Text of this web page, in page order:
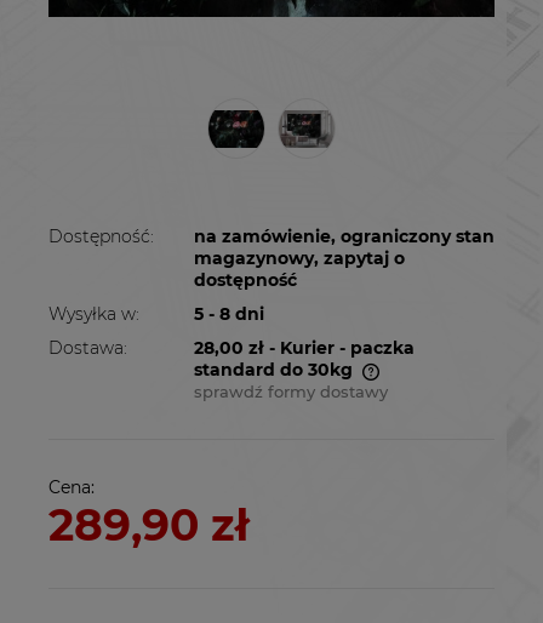
Dostępność:
na zamówienie, ograniczony stan
magazynowy, zapytaj o
dostępność
Wysyłka w:
5 - 8 dni
Dostawa:
28,00 zł - Kurier - paczka
standard do 30kg
Cena nie zawiera ewentualnych kosztów
sprawdź formy dostawy
Cena:
289,90 zł